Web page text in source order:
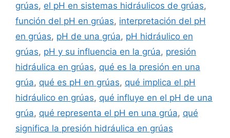
grúas, el pH en sistemas hidráulicos de grúas,
función del pH en grúas, interpretación del pH
en grúas, pH de una grúa, pH hidráulico en
grúas, pH y su influencia en la grúa, presión
hidráulica en grúas, qué es la presión en una
grúa, qué es pH en grúas, qué implica el pH
hidráulico en grúas, qué influye en el pH de una
grúa, qué representa el pH en una grúa, qué
significa la presión hidráulica en grúas